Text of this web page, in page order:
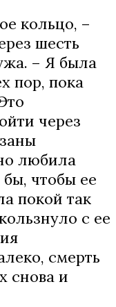
кольцо, –
шесть
– Я была
пор, пока
через
любила
чтобы ее
покой так
с ее
смерть
снова и